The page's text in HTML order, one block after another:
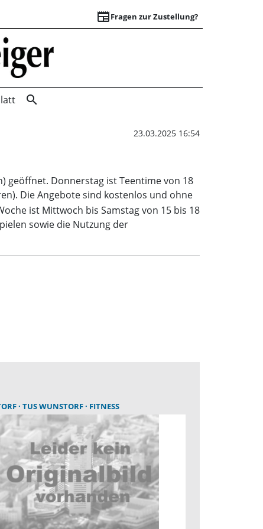
newspaperFragen zur Zustellung?
Bewegen &
search
23.03.2025 16:54
geöffnet. Donnerstag ist Teentime von 18
Die Angebote sind kostenlos und ohne
ist Mittwoch bis Samstag von 15 bis 18
sowie die Nutzung der
TUS WUNSTORF FITNESS